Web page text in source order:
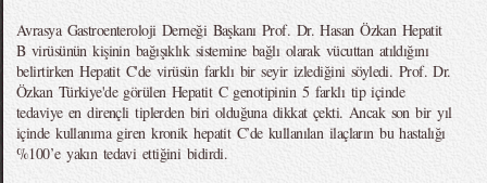
Avrasya Gastroenteroloji Derneği Başkanı Prof. Dr. Hasan Özkan Hepatit
B virüsünün kişinin bağışıklık sistemine bağlı olarak vücuttan atıldığını
belirtirken Hepatit C'de virüsün farklı bir seyir izlediğini söyledi. Prof. Dr.
Özkan Türkiye'de görülen Hepatit C genotipinin 5 farklı tip içinde
tedaviye en dirençli tiplerden biri olduğuna dikkat çekti. Ancak son bir yıl
içinde kullanıma giren kronik hepatit C’de kullanılan ilaçların bu hastalığı
%100’e yakın tedavi ettiğini bidirdi.